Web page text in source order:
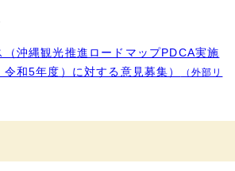
（沖縄観光推進ロードマップPDCA実施
和5年度）に対する意見募集）
（外部リ